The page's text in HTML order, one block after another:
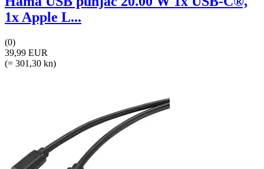
1x Apple L...
(0)
39,99 EUR
(= 301,30 kn)